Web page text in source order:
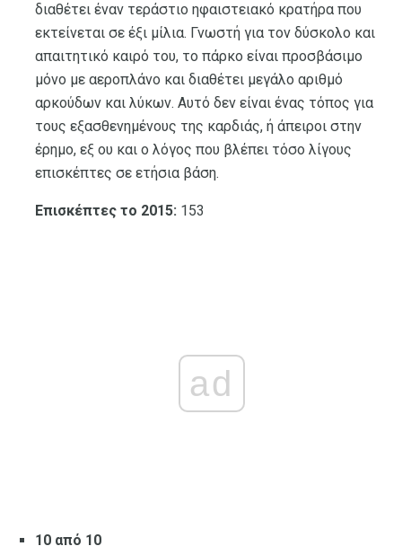
διαθέτει έναν τεράστιο ηφαιστειακό κρατήρα που
εκτείνεται σε έξι μίλια. Γνωστή για τον δύσκολο και
απαιτητικό καιρό του, το πάρκο είναι προσβάσιμο
μόνο με αεροπλάνο και διαθέτει μεγάλο αριθμό
αρκούδων και λύκων. Αυτό δεν είναι ένας τόπος για
τους εξασθενημένους της καρδιάς, ή άπειροι στην
έρημο, εξ ου και ο λόγος που βλέπει τόσο λίγους
επισκέπτες σε ετήσια βάση.
Επισκέπτες το 2015: 153
ad
10 από 10